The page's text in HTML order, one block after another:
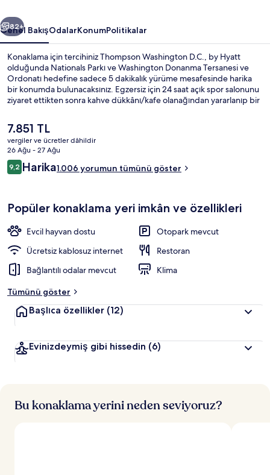
Sonraki
82+
Genel BakışOdalarKonumPolitikalar
Konaklama için tercihiniz Thompson Washington D.C., by Hyatt
olduğunda Nationals Parkı ve Washington Donanma Tersanesi ve
Ordonatı hedefine sadece 5 dakikalık yürüme mesafesinde harika
bir konumda bulunacaksınız. Egzersiz için 24 saat açık spor salonunu
ziyaret ettikten sonra kahve dükkânı/kafe olanağından yararlanıp bir
gevşeyebilirsiniz. Ayrıca bu lüks otel, Birleşik Devletler Meclis Binası
ve Capital One Arena Stadyumu hedeflerine sadece 5 dakikalık
sürüş mesafesindedir. Yardıma hazır personel ve konaklama yerinin
genel durumu misafirlerden tam not alıyor. Konaklama yeri toplu
taşımaya yakındır, Navy Yard İstasyonu 4 dakikalık yürüme
mesafesindedir.
Şu
anki
fiyat
7.851 TL
7.851 TL
vergiler ve ücretler dâhildir
26 Ağu - 27 Ağu
Yorumlar
9,29,2/10
Harika1.006 yorumun tümünü göster
Popüler konaklama yeri imkân ve özellikleri
Evcil hayvan dostu
Otopark mevcut
Ücretsiz kablosuz internet
Restoran
Bağlantılı odalar mevcut
Klima
Tümünü göster
Başlıca özellikler (12)
Evinizdeymiş gibi hissedin (6)
Bu konaklama yerini neden seviyoruz?